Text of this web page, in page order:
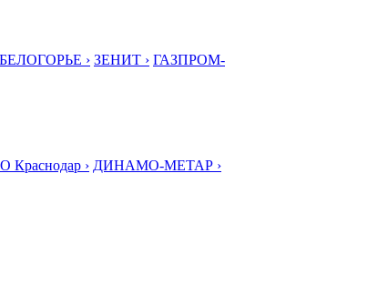
БЕЛОГОРЬЕ › ЗЕНИТ › ГАЗПРОМ-
› ДИНАМО-МЕТАР ›